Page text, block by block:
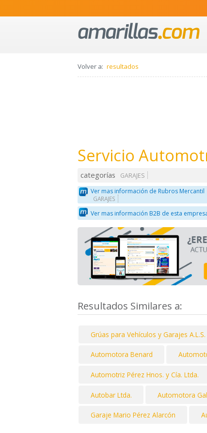
Volver a: resultados
Servicio
categorías
GARAJES
Ver mas información de Rubros Mercantil
GARAJES
Ver mas información B2B de esta
Resultados Similares a:
Grúas para Vehículos y Garajes A.L.S.
Automotora Benard
Automotriz Pérez Hnos. y Cía. Ltda.
Autobar Ltda. Automotora
Garaje Mario Pérez Alarcón